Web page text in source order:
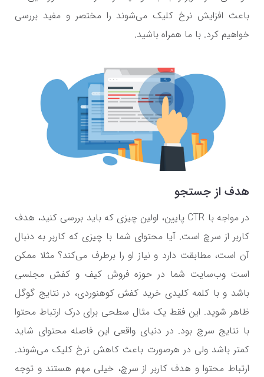
باعث افزایش نرخ کلیک می‌شوند را مختصر و مفید بررسی
خواهیم کرد. با ما همراه باشید.
هدف از جستجو
در مواجه با CTR پایین، اولین چیزی که باید بررسی کنید، هدف
کاربر از سرچ است. آیا محتوای شما با چیزی که کاربر به دنبال
آن است، مطابقت دارد و نیاز او را برطرف می‌کند؟ مثلا ممکن
است وب‌سایت شما در حوزه فروش کیف و کفش مجلسی
باشد و با کلمه کلیدی خرید کفش کوهنوردی، در نتایج گوگل
ظاهر شوید. این فقط یک مثال سطحی برای درک ارتباط محتوا
با نتایج سرچ بود. در دنیای واقعی این فاصله محتوای شاید
کمتر باشد ولی در هرصورت باعث کاهش نرخ کلیک می‌شوند.
ارتباط محتوا و هدف کاربر از سرچ، خیلی مهم هستند و توجه